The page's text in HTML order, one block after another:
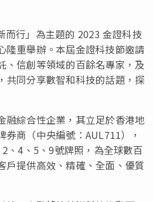
行」為主題的 2023 金證科技
隆重舉辦。本屆金證科技節邀請
、信創等領域的百餘名專家，及
共同分享數智和科技的話題，探
融綜合性企業，其立足於香港地
商（中央編號：AUL711），
、4、5、9號牌照，為全球數百
戶提供高效、精確、全面、優質